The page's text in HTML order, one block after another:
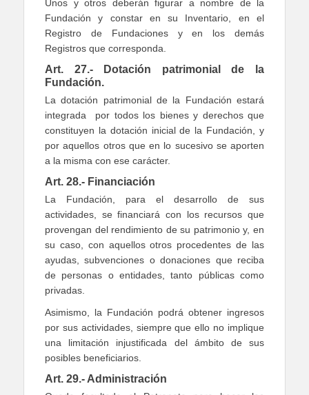
Unos y otros deberán figurar a nombre de la
Fundación y constar en su Inventario, en el
Registro de Fundaciones y en los demás
Registros que corresponda.
Art. 27.- Dotación patrimonial de la
Fundación.
La dotación patrimonial de la Fundación estará
integrada por todos los bienes y derechos que
constituyen la dotación inicial de la Fundación, y
por aquellos otros que en lo sucesivo se aporten
a la misma con ese carácter.
Art. 28.- Financiación
La Fundación, para el desarrollo de sus
actividades, se financiará con los recursos que
provengan del rendimiento de su patrimonio y, en
su caso, con aquellos otros procedentes de las
ayudas, subvenciones o donaciones que reciba
de personas o entidades, tanto públicas como
privadas.
Asimismo, la Fundación podrá obtener ingresos
por sus actividades, siempre que ello no implique
una limitación injustificada del ámbito de sus
posibles beneficiarios.
Art. 29.- Administración